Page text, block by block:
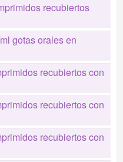
recubiertos
gotas orales en
recubiertos con
recubiertos con
recubiertos con